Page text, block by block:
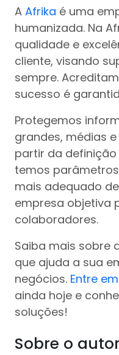
A Afrika é uma
humanizada. Na
qualidade e
cliente, visando
sempre.
sucesso é
Protegemos
grandes, médias
partir da
temos
mais adequado
empresa objetiva
colaboradores.
Saiba mais sobre
que ajuda a sua
negócios. Entre
ainda hoje e
soluções!
Sobre o autor